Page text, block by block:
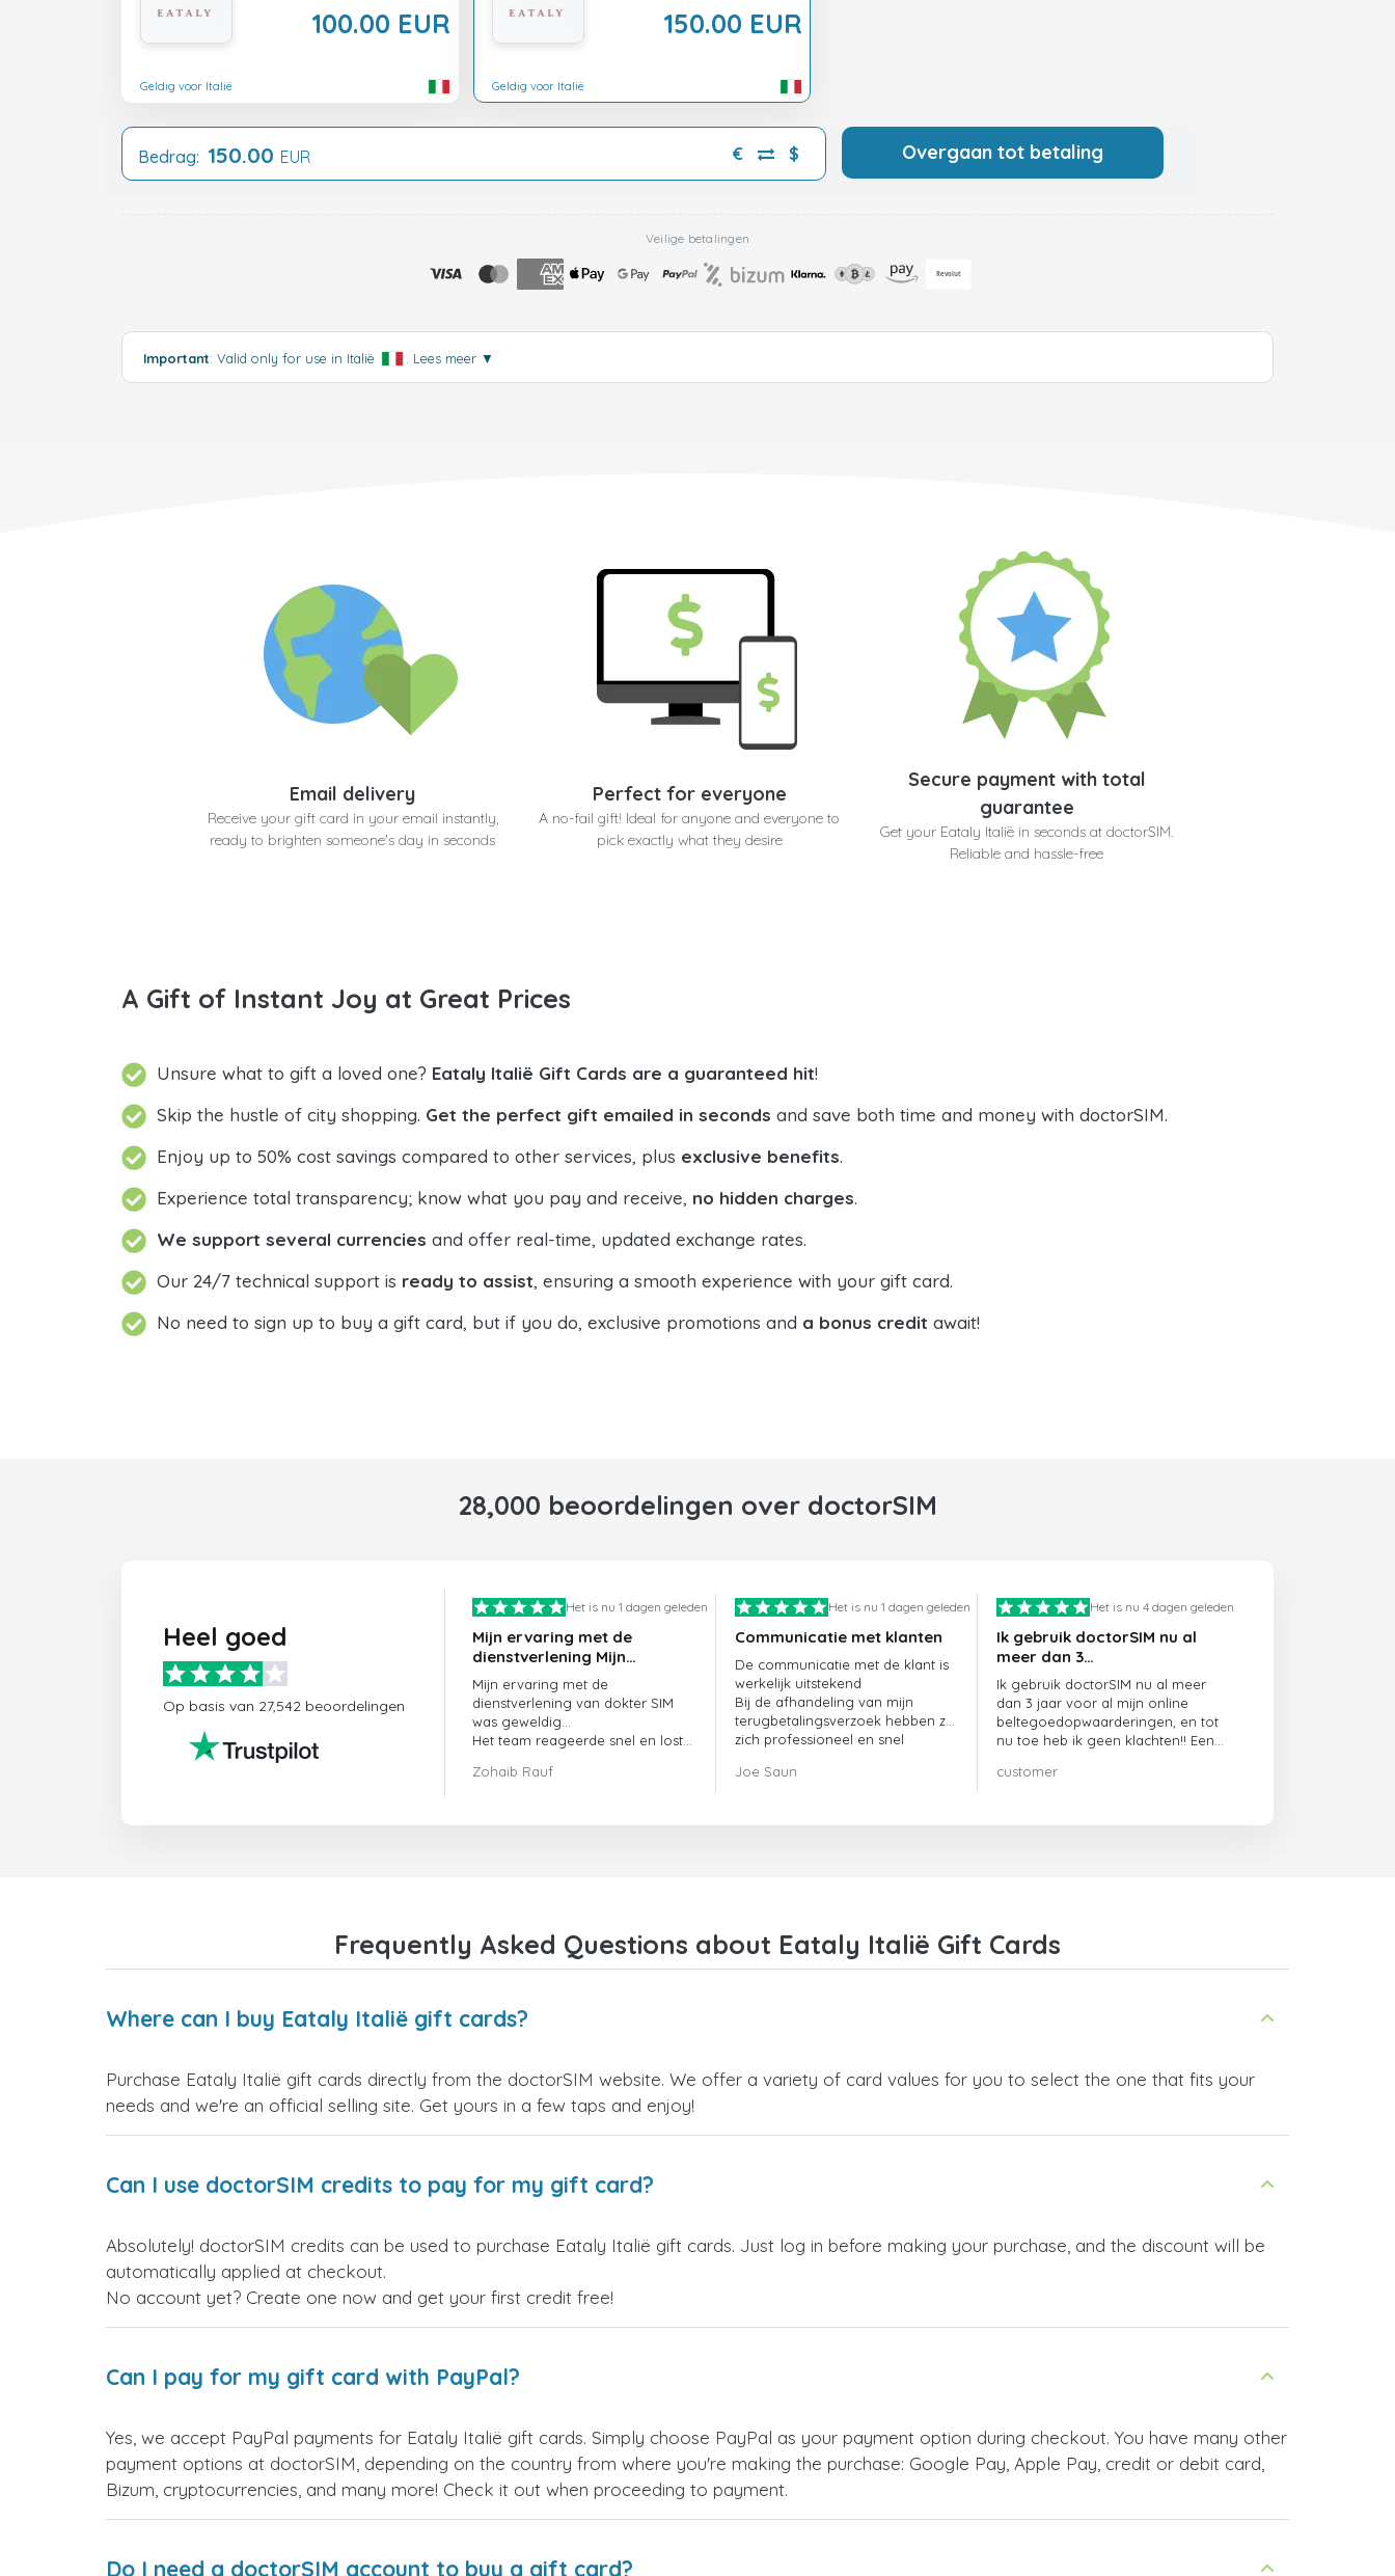
100.00 EUR
Geldig voor Italië
150.00 EUR
Geldig voor Italië
Bedrag: 150.00 EUR € $ Overgaan tot betaling
Veilige betalingen
Important: Valid only for use in Italië . Lees meer ▼
Email delivery
Receive your gift card in your email instantly,
ready to brighten someone's day in seconds
Perfect for everyone
A no-fail gift! Ideal for anyone and everyone to
pick exactly what they desire
Secure payment with total
guarantee
Get your Eataly Italië in seconds at doctorSIM.
Reliable and hassle-free
A Gift of Instant Joy at Great Prices
Unsure what to gift a loved one? Eataly Italië Gift Cards are a guaranteed hit!
Skip the hustle of city shopping. Get the perfect gift emailed in seconds and save both time and money with doctorSIM.
Enjoy up to 50% cost savings compared to other services, plus exclusive benefits.
Experience total transparency; know what you pay and receive, no hidden charges.
We support several currencies and offer real-time, updated exchange rates.
Our 24/7 technical support is ready to assist, ensuring a smooth experience with your gift card.
No need to sign up to buy a gift card, but if you do, exclusive promotions and a bonus credit await!
28,000 beoordelingen over doctorSIM
Heel goed
Op basis van 27,542 beoordelingen
Het is nu 1 dagen geleden
Mijn ervaring met de
dienstverlening Mijn
ervaring met de
dienstverlening van
doctorSIM was geweldig.
Mijn ervaring met de
dienstverlening van dokter SIM
was geweldig...
Het team reageerde snel en loste
meteen op.
Zohaib Rauf
Het is nu 1 dagen geleden
Communicatie met klanten
De communicatie met de klant is
werkelijk uitstekend
Bij de afhandeling van mijn
terugbetalingsverzoek hebben ze
zich professioneel en snel
opgelost
Joe Saun
Het is nu 4 dagen geleden
Ik gebruik doctorSIM nu al
meer dan 3…
Ik gebruik doctorSIM nu al meer
dan 3 jaar voor al mijn online
beltegoedopwaarderingen, en tot
nu toe heb ik geen klachten!! Een
customer
Frequently Asked Questions about Eataly Italië Gift Cards
Where can I buy Eataly Italië gift cards?
Purchase Eataly Italië gift cards directly from the doctorSIM website. We offer a variety of card values for you to select the one that fits your
needs and we're an official selling site. Get yours in a few taps and enjoy!
Can I use doctorSIM credits to pay for my gift card?
Absolutely! doctorSIM credits can be used to purchase Eataly Italië gift cards. Just log in before making your purchase, and the discount will be
automatically applied at checkout.
No account yet? Create one now and get your first credit free!
Can I pay for my gift card with PayPal?
Yes, we accept PayPal payments for Eataly Italië gift cards. Simply choose PayPal as your payment option during checkout. You have many other
payment options at doctorSIM, depending on the country from where you're making the purchase: Google Pay, Apple Pay, credit or debit card,
Bizum, cryptocurrencies, and many more! Check it out when proceeding to payment.
Do I need a doctorSIM account to buy a gift card?